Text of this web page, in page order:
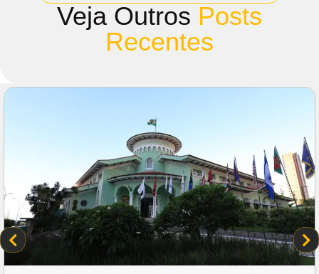
Veja Outros Posts
Recentes